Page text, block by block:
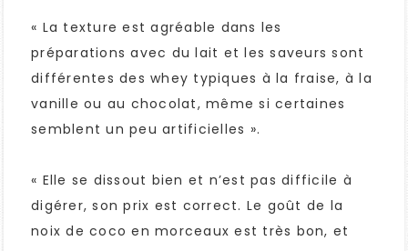
« La texture est agréable dans les
préparations avec du lait et les saveurs sont
différentes des whey typiques à la fraise, à la
vanille ou au chocolat, même si certaines
semblent un peu artificielles ».
« Elle se dissout bien et n’est pas difficile à
digérer, son prix est correct. Le goût de la
noix de coco en morceaux est très bon, et